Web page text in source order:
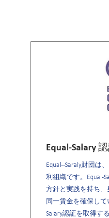
Equal-Salary
Equal--Saraly財団は
利組織です。Equal-
方針と実践を持ち
同一賃金を確保し
Salary認証を取得す